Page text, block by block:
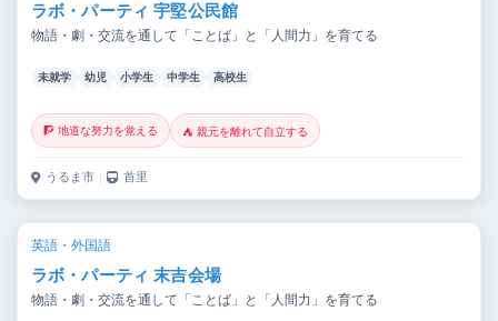
ラボ・パーティ 宇堅公民館
物語・劇・交流を通して「ことば」と「人間力」を育てる
未就学 幼児 小学生 中学生 高校生
🧗 地道な努力を覚える ⛺ 親元を離れて自立する
うるま市 ｜ 首里
英語・外国語
ラボ・パーティ 末吉会場
物語・劇・交流を通して「ことば」と「人間力」を育てる